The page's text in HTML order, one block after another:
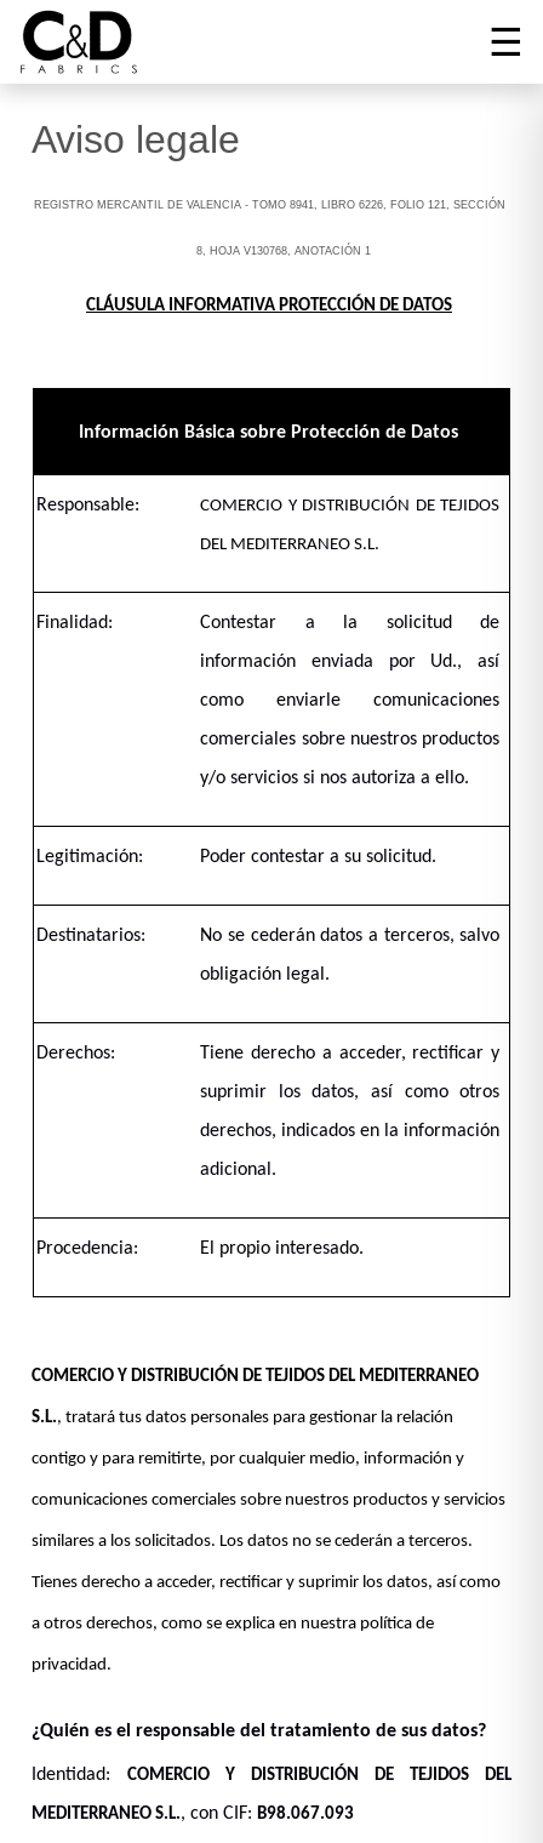
☰
Tel:
cnd@cndfabrics.com
INIZIO
LINGUAGGIO
Aviso legale
REGISTRO MERCANTIL DE VALENCIA - TOMO 8941, LIBRO 6226, FOLIO 121, SECCIÓN
8, HOJA V130768, ANOTACIÓN 1
CLÁUSULA INFORMATIVA PROTECCIÓN DE DATOS
Información Básica sobre Protección de Datos
Responsable: COMERCIO Y DISTRIBUCIÓN DE TEJIDOS
DEL MEDITERRANEO S.L.
Finalidad:
Contestar a la solicitud de
información enviada por Ud., así
como enviarle comunicaciones
comerciales sobre nuestros productos
y/o servicios si nos autoriza a ello.
Legitimación: Poder contestar a su solicitud.
Destinatarios:
No se cederán datos a terceros, salvo
obligación legal.
Derechos:
Tiene derecho a acceder, rectificar y
suprimir los datos, así como otros
derechos, indicados en la información
adicional.
Procedencia: El propio interesado.
COMERCIO Y DISTRIBUCIÓN DE TEJIDOS DEL MEDITERRANEO
S.L., tratará tus datos personales para gestionar la relación
contigo y para remitirte, por cualquier medio, información y
comunicaciones comerciales sobre nuestros productos y servicios
similares a los solicitados. Los datos no se cederán a terceros.
Tienes derecho a acceder, rectificar y suprimir los datos, así como
a otros derechos, como se explica en nuestra política de
privacidad.
¿Quién es el responsable del tratamiento de sus datos?
Identidad:COMERCIO Y DISTRIBUCIÓN DE TEJIDOS DEL
MEDITERRANEO S.L., con CIF: B98.067.093